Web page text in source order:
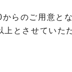
らのご用意とな
とさせていた